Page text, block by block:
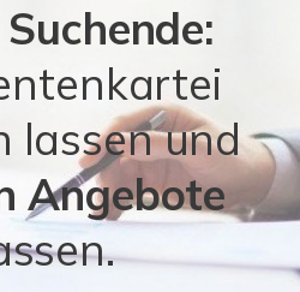
lassen und
Angebote